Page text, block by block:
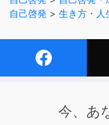
・人と話していて、会
・怒られると、自分が
・相手から非難され
あなたは日常生活の中
自己啓発 > 生き方・人
今、あ